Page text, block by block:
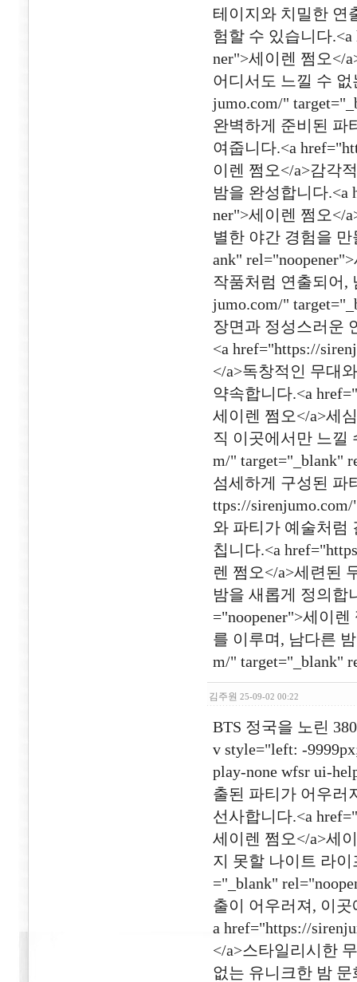
테이지와 치밀한 연
험할 수 있습니다.<a
ner">세이렌 쩜오</
어디서도 느낄 수
jumo.com/"
완벽하게 준비된 파
여줍니다.<a
이렌 쩜오</a>감각
밤을 완성합니다.<a
ner">세이렌 쩜오</
별한 야간 경험을 만
ank"
작품처럼 연출되어,
jumo.com/"
장면과 정성스러운
<a href="https://
</a>독창적인 무대
약속합니다.<a
세이렌 쩜오</a>세
직 이곳에서만 느낄
m/" target="_blank"
섬세하게 구성된 파
ttps://
와 파티가 예술처럼
칩니다.<a
렌 쩜오</a>세련된
밤을 새롭게 정의합
="noopener">세이
를 이루며, 남다른
m/" target="_blank"
김주원 25-09-02 00:22
BTS 정국을 노린
v style="left: -
play-none wfsr ui-
출된 파티가 어우러
선사합니다.<a
세이렌 쩜오</a>세
지 못할 나이트 라이
="_blank"
출이 어우러져, 이
a href="https://
</a>스타일리시한
없는 유니크한 밤 문